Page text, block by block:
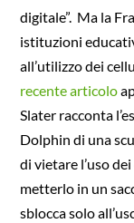
digitale”. Ma la
istituzioni
all’utilizzo dei
recente articolo
Slater racconta
Dolphin di una
di vietare l’uso
metterlo in un
sblocca solo